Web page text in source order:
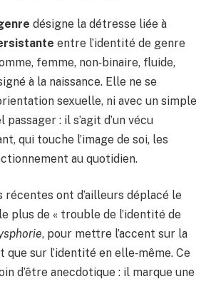
désigne la détresse liée à
entre l’identité de genre
femme, non‑binaire, fluide,
à la naissance. Elle ne se
sexuelle, ni avec un simple
: il s’agit d’un vécu
qui touche l’image de soi, les
au quotidien.
récentes ont d’ailleurs déplacé le
plus de « trouble de l’identité de
, pour mettre l’accent sur la
que sur l’identité en elle‑même. Ce
d’être anecdotique : il marque une